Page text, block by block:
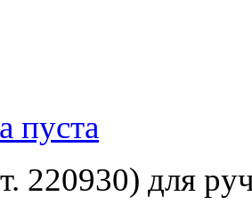
пуста
220930) для